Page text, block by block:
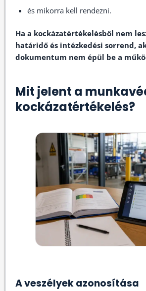
és mikorra kell rendezni.
Ha a kockázatértékelésből nem
határidő és intézkedési sorrend,
dokumentum nem épül be a
Mit jelent a
kockázatértékelés?
A veszélyek azonosítása